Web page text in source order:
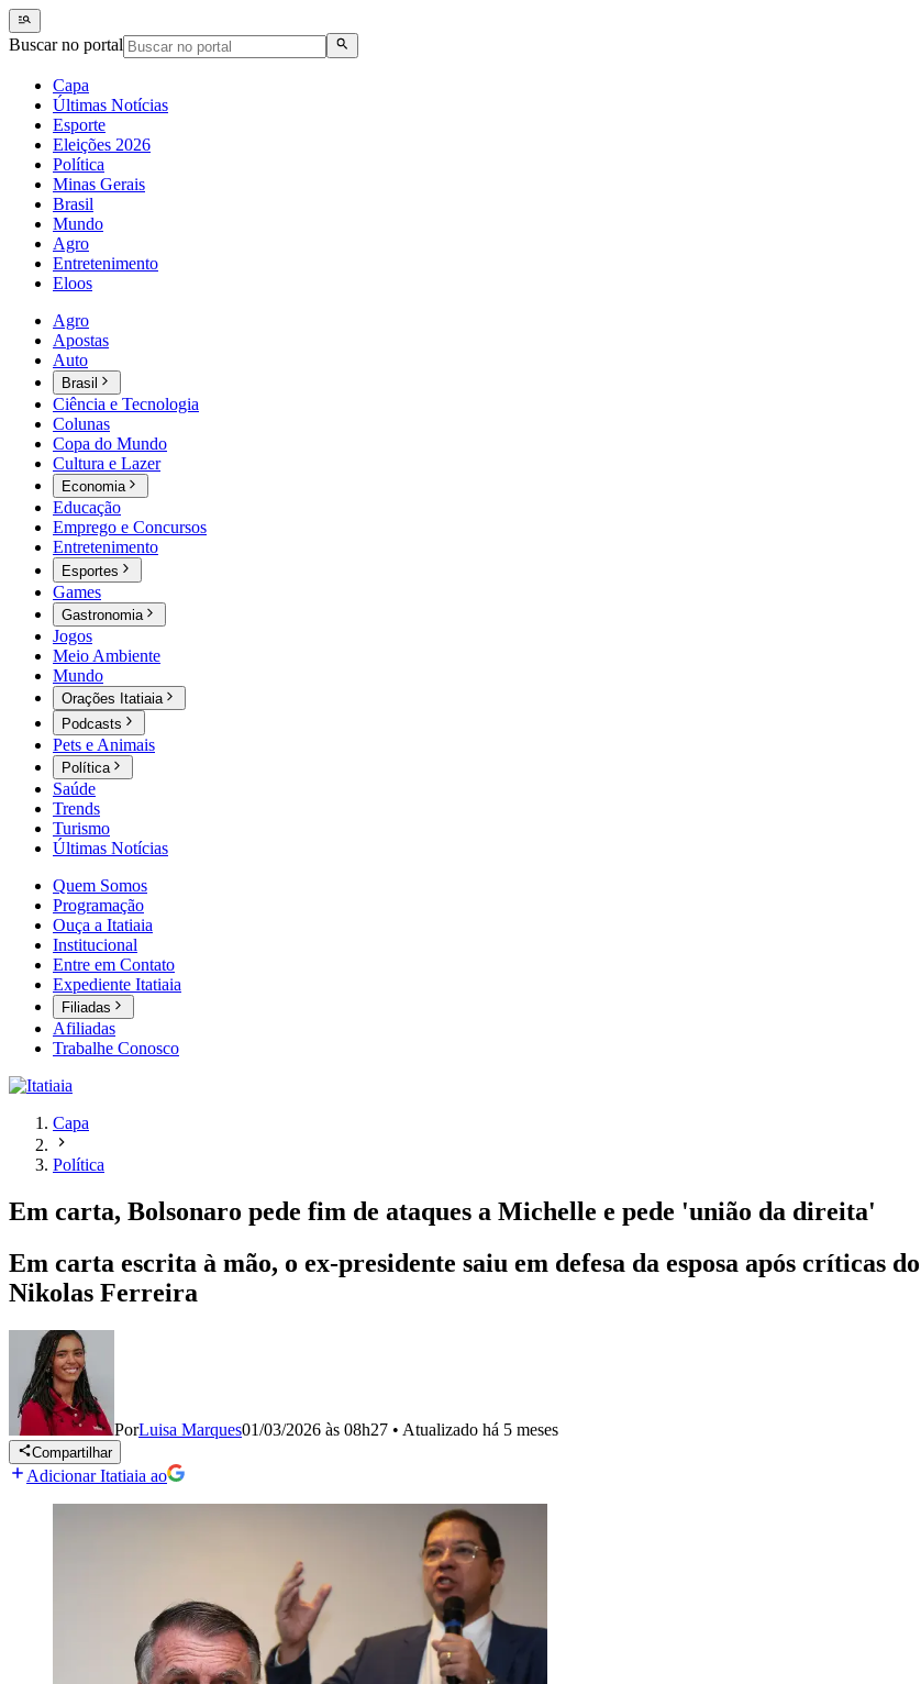
Buscar no portal
Capa
Últimas Notícias
Esporte
Eleições 2026
Política
Minas Gerais
Brasil
Mundo
Agro
Entretenimento
Eloos
Agro
Apostas
Auto
Brasil
Ciência e Tecnologia
Colunas
Copa do Mundo
Cultura e Lazer
Economia
Educação
Emprego e Concursos
Entretenimento
Esportes
Games
Gastronomia
Jogos
Meio Ambiente
Mundo
Orações Itatiaia
Podcasts
Pets e Animais
Política
Saúde
Trends
Turismo
Últimas Notícias
Quem Somos
Programação
Ouça a Itatiaia
Institucional
Entre em Contato
Expediente Itatiaia
Filiadas
Afiliadas
Trabalhe Conosco
Capa
Política
Em carta, Bolsonaro pede fim de ataques a Michelle e pede 'união da direita'
Em carta escrita à mão, o ex-presidente saiu em defesa da esposa após críticas
Nikolas Ferreira
PorLuisa Marques01/03/2026 às 08h27 • Atualizado há 5 meses
Compartilhar
Adicionar Itatiaia ao